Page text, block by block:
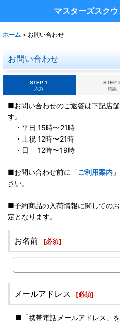
マスターズスク
ホーム > お問い合わせ
お問い合わせ
STEP 1
入力
STEP
確認
■お問い合わせのご返答は下記店
す。
・平日 15時〜21時
・土祝 12時〜21時
・日 12時〜19時
■お問い合わせ前に「ご利用案内
さい。
■予約商品の入荷情報に関しての
定となります。
お名前 [必須]
メールアドレス [必須]
■「携帯電話メールアドレス」